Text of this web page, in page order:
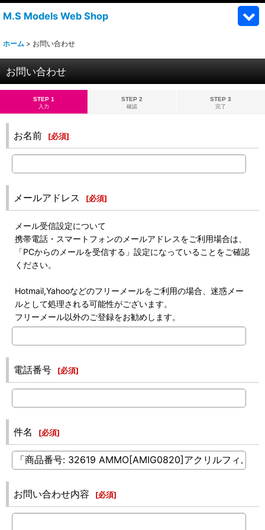
M.S Models Web Shop
ホーム > お問い合わせ
お問い合わせ
STEP 1
入力
STEP 2
確認
STEP 3
完了
お名前 [必須]
メールアドレス [必須]
メール受信設定について
携帯電話・スマートフォンのメールアドレスをご利用場合は、
「PCからのメールを受信する」設定になっていることをご確認
ください。
Hotmail,Yahooなどのフリーメールをご利用の場合、迷惑メー
ルとして処理される可能性がございます。
フリーメール以外のご登録をお勧めします。
電話番号 [必須]
件名 [必須]
お問い合わせ内容 [必須]